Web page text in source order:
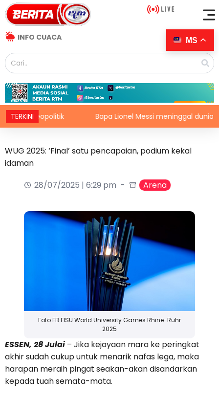
INFO CUACA
TERKINI Bapa Lionel Messi meninggal dunia pada
WUG 2025: ‘Final’ satu pencapaian, podium kekal
idaman
28/07/2025 | 6:29 pm
Arena
Foto FB FISU World University Games Rhine-Ruhr
2025
ESSEN, 28 Julai– Jika kejayaan mara ke peringkat
akhir sudah cukup untuk menarik nafas lega, maka
harapan meraih pingat seakan-akan disandarkan
kepada tuah semata-mata.
MS